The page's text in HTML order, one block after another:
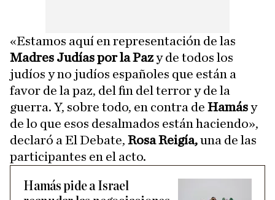
«Estamos aquí en representación de las
Madres Judías por la Pazy de todos los
judíos y no judíos españoles que están a
favor de la paz, del fin del terror y de la
guerra. Y, sobre todo, en contra de Hamásy
de lo que esos desalmados están haciendo»,
declaró a El Debate, Rosa Reigía,una de las
participantes en el acto.
Hamás pide a Israel